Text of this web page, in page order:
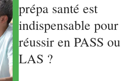
prépa santé est
indispensable pour
réussir en PASS ou
LAS ?